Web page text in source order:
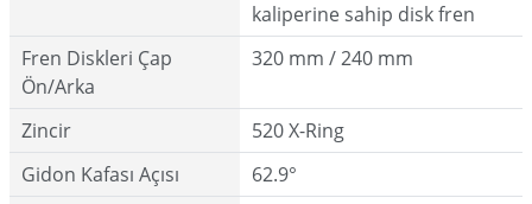
kaliperine sahip disk fren
Fren Diskleri Çap
Ön/Arka
320 mm / 240 mm
Zincir
520 X-Ring
Gidon Kafası Açısı
62.9°